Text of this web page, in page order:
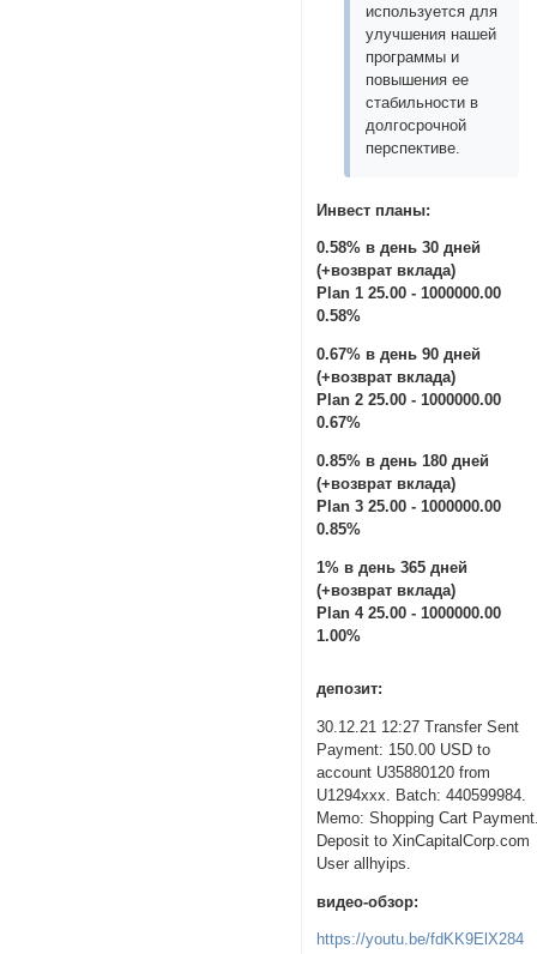
используется для
улучшения нашей
программы и
повышения ее
стабильности в
долгосрочной
перспективе.
Инвест планы:
0.58% в день 30 дней
(+возврат вклада)
Plan 1 25.00 - 1000000.00
0.58%
0.67% в день 90 дней
(+возврат вклада)
Plan 2 25.00 - 1000000.00
0.67%
0.85% в день 180 дней
(+возврат вклада)
Plan 3 25.00 - 1000000.00
0.85%
1% в день 365 дней
(+возврат вклада)
Plan 4 25.00 - 1000000.00
1.00%
депозит:
30.12.21 12:27 Transfer Sent
Payment: 150.00 USD to
account U35880120 from
U1294xxx. Batch: 440599984.
Memo: Shopping Cart
Deposit to XinCapitalCorp.com
User allhyips.
видео-обзор:
https://youtu.be/fdKK9ElX284